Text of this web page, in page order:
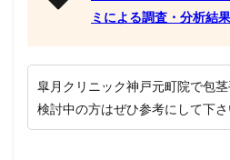
ミによる調査・分析結
皐月クリニック神戸元町院で包
検討中の方はぜひ参考にして下さ